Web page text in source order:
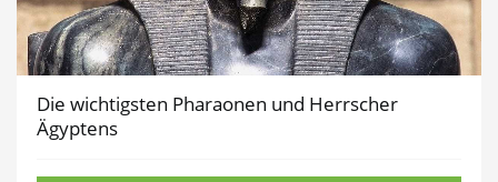
Die wichtigsten Pharaonen und Herrscher
Ägyptens